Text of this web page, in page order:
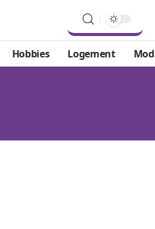
Hobbies Logement